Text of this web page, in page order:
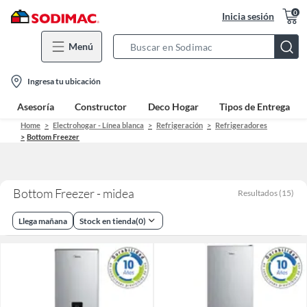
Inicia sesión 0
Menú
Bar
location-
icon
Ingresa tu ubicación
Asesoría Constructor Deco Hogar Tipos de Entrega
Home Electrohogar - Línea blanca Refrigeración
Refrigeradores
Bottom Freezer
Bottom Freezer - midea Resultados (15)
Llega mañana Stock en tienda(0)